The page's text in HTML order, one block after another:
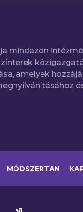
mindazon
amelyek
MÓDSZERTAN